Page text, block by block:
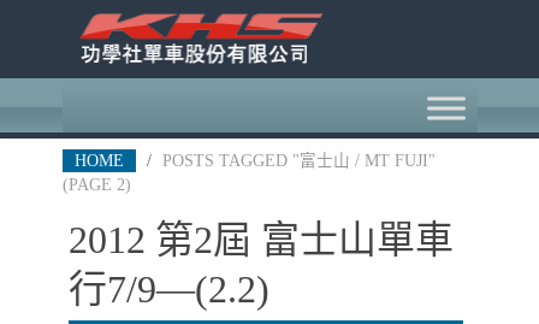
HOME /
POSTS TAGGED "富士山 / MT FUJI"
(PAGE 2)
2012 第2屆 富士山單車
行7/9—(2.2)